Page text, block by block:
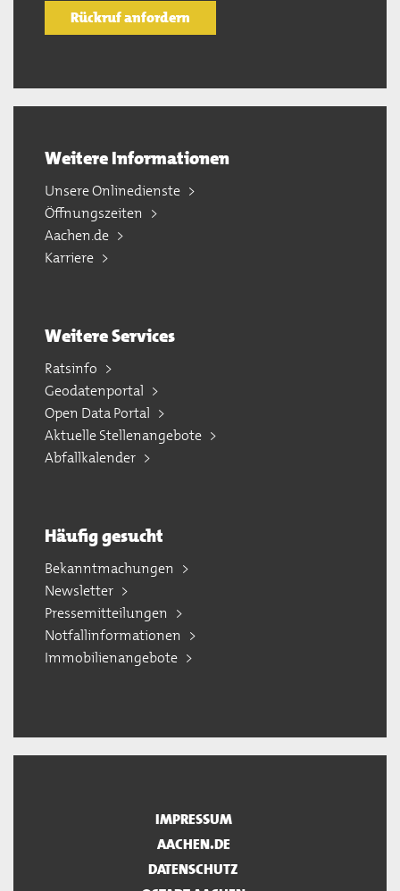
Rückruf anfordern
Weitere Informationen
Unsere Onlinedienste
Öffnungszeiten
Aachen.de
Karriere
Weitere Services
Ratsinfo
Geodatenportal
Open Data Portal
Aktuelle Stellenangebote
Abfallkalender
Häufig gesucht
Bekanntmachungen
Newsletter
Pressemitteilungen
Notfallinformationen
Immobilienangebote
IMPRESSUM
AACHEN.DE
DATENSCHUTZ